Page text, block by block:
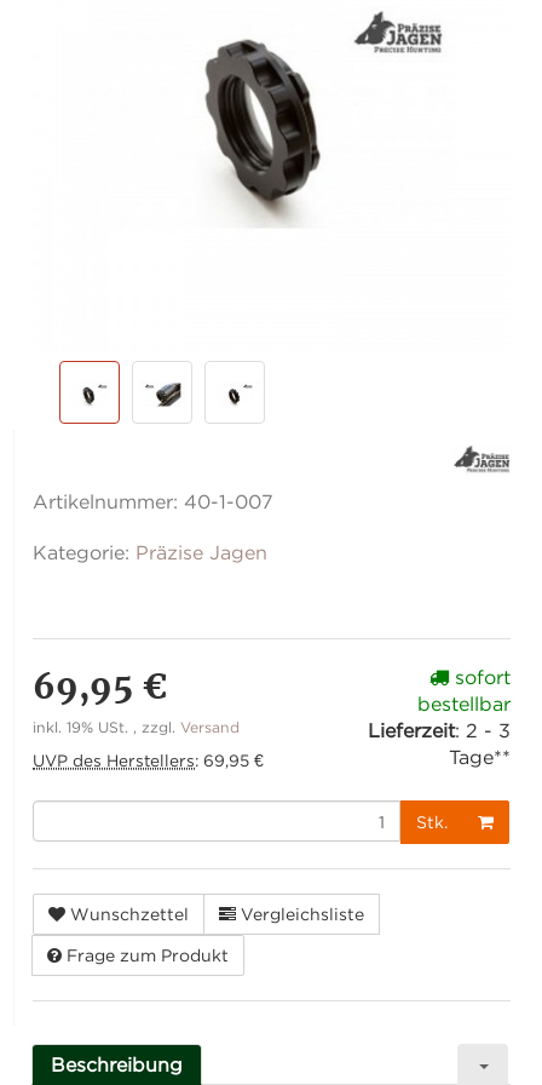
Artikelnummer:40-1-007
Kategorie: Präzise Jagen
69,95 €
inkl. 19% USt. , zzgl.Versand
UVP des Herstellers:69,95 €
sofort
bestellbar
Lieferzeit: 2 - 3
Tage**
Stk.
Wunschzettel Vergleichsliste
Frage zum Produkt
Beschreibung